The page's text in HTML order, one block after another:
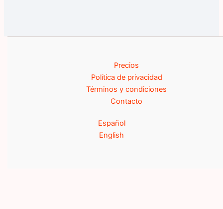
Precios
Política de privacidad
Términos y condiciones
Contacto
Español
English